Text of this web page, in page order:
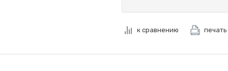
к сравнению печать